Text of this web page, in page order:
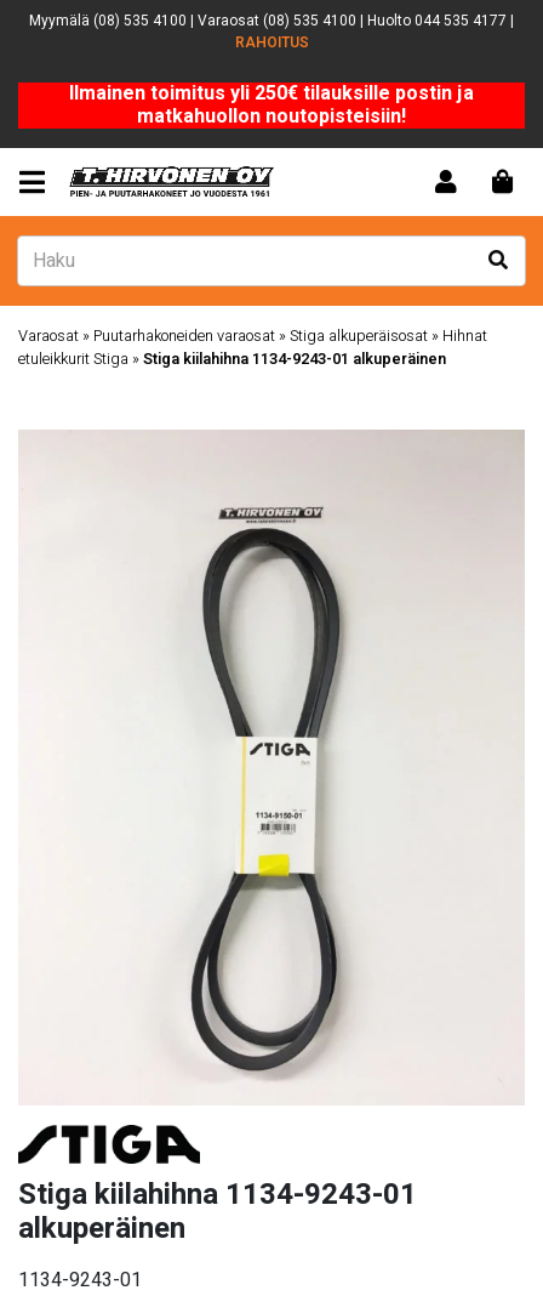
Myymälä (08) 535 4100 | Varaosat (08) 535 4100 | Huolto 044 535 4177 |
RAHOITUS
Ilmainen toimitus yli 250€ tilauksille postin ja
matkahuollon noutopisteisiin!
Varaosat » Puutarhakoneiden varaosat »Stiga alkuperäisosat » Hihnat
etuleikkurit Stiga »Stiga kiilahihna 1134-9243-01 alkuperäinen
Stiga kiilahihna 1134-9243-01
alkuperäinen
1134-9243-01